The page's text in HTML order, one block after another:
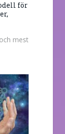
för
mest